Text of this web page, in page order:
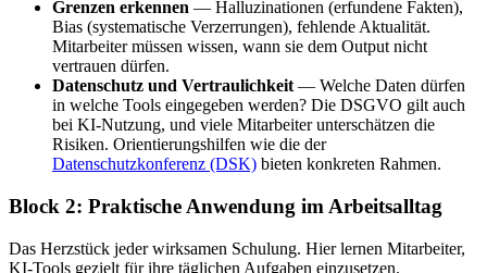
Grenzen erkennen — Halluzinationen (erfundene Fakten),
Bias (systematische Verzerrungen), fehlende Aktualität.
Mitarbeiter müssen wissen, wann sie dem Output nicht
vertrauen dürfen.
Datenschutz und Vertraulichkeit — Welche Daten dürfen
in welche Tools eingegeben werden? Die DSGVO gilt auch
bei KI-Nutzung, und viele Mitarbeiter unterschätzen die
Risiken. Orientierungshilfen wie die der
Datenschutzkonferenz (DSK) bieten konkreten Rahmen.
Block 2: Praktische Anwendung im Arbeitsalltag
Das Herzstück jeder wirksamen Schulung. Hier lernen Mitarbeiter,
KI-Tools gezielt für ihre täglichen Aufgaben einzusetzen.